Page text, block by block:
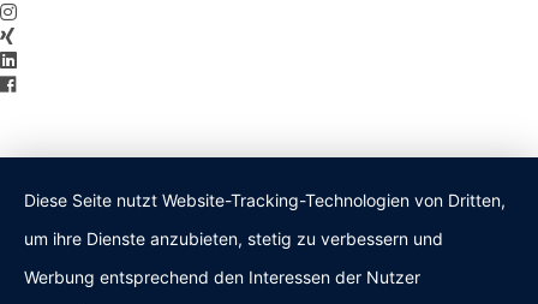
Diese Seite nutzt Website-Tracking-Technologien von Dritten,
um ihre Dienste anzubieten, stetig zu verbessern und
Werbung entsprechend den Interessen der Nutzer